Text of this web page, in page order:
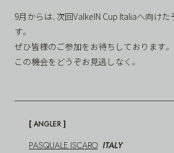
9月からは、次回ValkeIN Cup Italiaへ向け
す。
ぜひ皆様のご参加をお待ちしております。
この機会をどうぞお見逃しなく。
[ANGLER]
PASQUALE ISCARO ITALY